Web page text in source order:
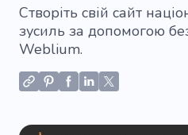
Створіть свій сайт
зусиль за допомогою
Weblium.